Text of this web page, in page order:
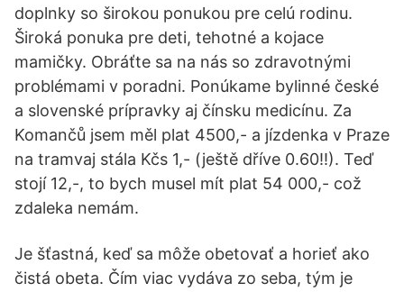
doplnky so širokou ponukou pre celú rodinu.
Široká ponuka pre deti, tehotné a kojace
mamičky. Obráťte sa na nás so zdravotnými
problémami v poradni. Ponúkame bylinné české
a slovenské prípravky aj čínsku medicínu. Za
Komančů jsem měl plat 4500,- a jízdenka v Praze
na tramvaj stála Kčs 1,- (ještě dříve 0.60!!). Teď
stojí 12,-, to bych musel mít plat 54 000,- což
zdaleka nemám.
Je šťastná, keď sa môže obetovať a horieť ako
čistá obeta. Čím viac vydáva zo seba, tým je